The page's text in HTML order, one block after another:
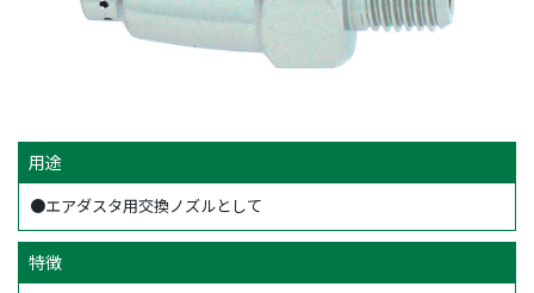
用途
●エアダスタ用交換ノズルとして
特徴